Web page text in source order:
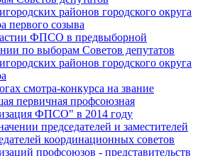
районов городского округа
первого созыва
ФПСО в предвыборной
по выборам Советов депутатов
районов городского округа
смотра-конкурса на звание
первичная профсоюзная
ФПСО" в 2014 году
председателей и заместителей
координационных советов
профсоюзов - представительств